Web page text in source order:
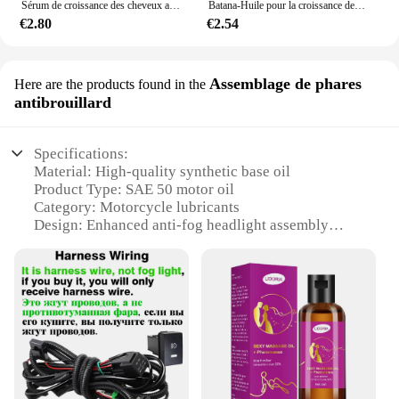
Sérum de croissance des cheveux anti-chute, liquide alopécie, réparation des cheveux abîmés
€2.80
Batana-Huile pour la croissance des cheveux, 50ml, pure 100%, anti-chute, traitement pour la repousse des cheveux noirs
€2.54
Here are the products found in the Assemblage de phares
antibrouillard
Specifications:
Material: High-quality synthetic base oil
Product Type: SAE 50 motor oil
Category: Motorcycle lubricants
Design: Enhanced anti-fog headlight assembly
Performance: Superior anti-fog and anti-brouillard
properties
Features:
**Advanced Formulation for Optimal
Performance**
The huile motul sae 50 is a premium motor oil
designed specifically for motorcycle enthusiasts